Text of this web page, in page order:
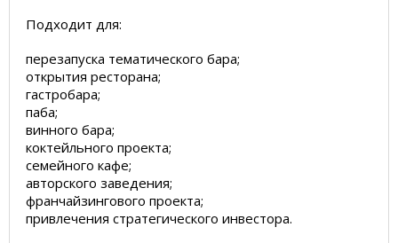
Подходит для:
перезапуска тематического бара;
открытия ресторана;
гастробара;
паба;
винного бара;
коктейльного проекта;
семейного кафе;
авторского заведения;
франчайзингового проекта;
привлечения стратегического инвестора.